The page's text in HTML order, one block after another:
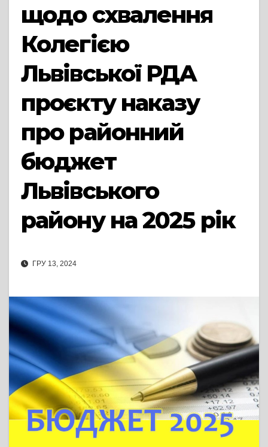
щодо схвалення
Колегією
Львівської РДА
проєкту наказу
про районний
бюджет
Львівського
району на 2025 рік
ГРУ 13, 2024